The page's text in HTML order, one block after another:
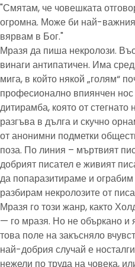
"Смятам, че човешката
огромна. Може би най-
вярвам в Бог."
Мразя да пиша некролози.
винаги антипатичен. Има
мига, в който някой „голям“
професионално впиянчен
дитирамба, която от
разгъва в дълга и скучно
от анонимни подметки
поза. По линия – мъртвият
добрият писател е живият
да попаразитираме и
разбирам некролозите от
Мразя го този жанр, както
— го мразя. Но не объркано и
това поле на закъсняло
най-добрия случай е
нежели по труда на човека,